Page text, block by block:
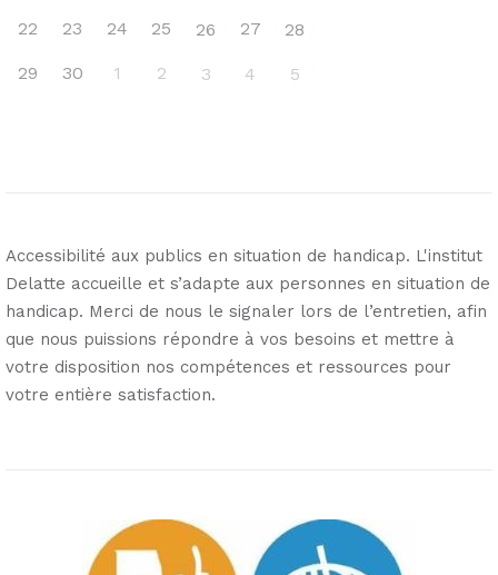
22 23 24 25 26 27 28
29 30 1 2 3 4 5
Accessibilité aux publics en situation de handicap. L'institut
Delatte accueille et s’adapte aux personnes en situation de
handicap. Merci de nous le signaler lors de l’entretien, afin
que nous puissions répondre à vos besoins et mettre à
votre disposition nos compétences et ressources pour
votre entière satisfaction.